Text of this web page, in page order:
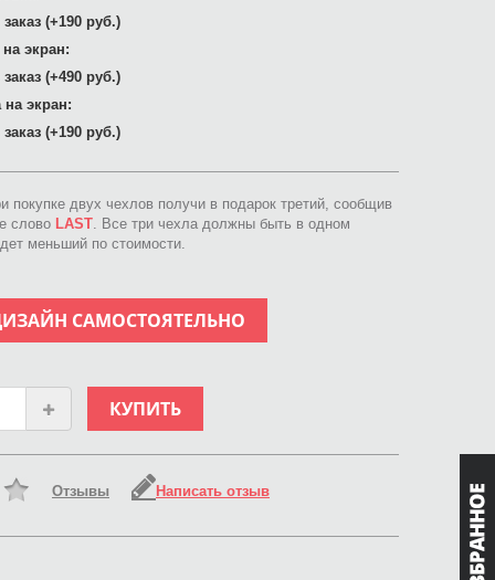
(+190 руб.)
экран:
(+490 руб.)
на экран:
(+190 руб.)
покупке двух чехлов получи в подарок третий, сообщив
слово LAST. Все три чехла должны быть в одном
меньший по стоимости.
САМОСТОЯТЕЛЬНО
КУПИТЬ
Отзывы Написать отзыв